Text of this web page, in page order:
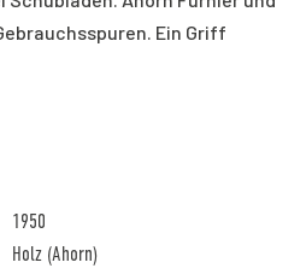
Ein Griff
1950
Holz (Ahorn)